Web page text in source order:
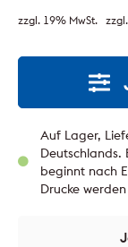
zzgl. 19% MwSt.
Auf Lager,
Deutschlands.
beginnt nach
Drucke